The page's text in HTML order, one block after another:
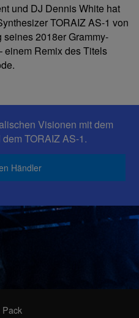
und DJ Dennis White hat
TORAIZ AS-1 von
2018er Grammy-
einem Remix des Titels
Visionen mit dem
TORAIZ AS-1.
Händler